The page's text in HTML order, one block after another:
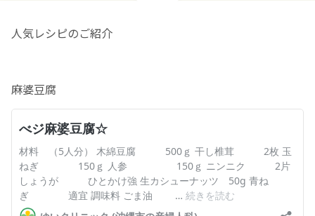
人気レシピのご紹介
麻婆豆腐
親と子の結びつき支援
母乳育児
予防接種